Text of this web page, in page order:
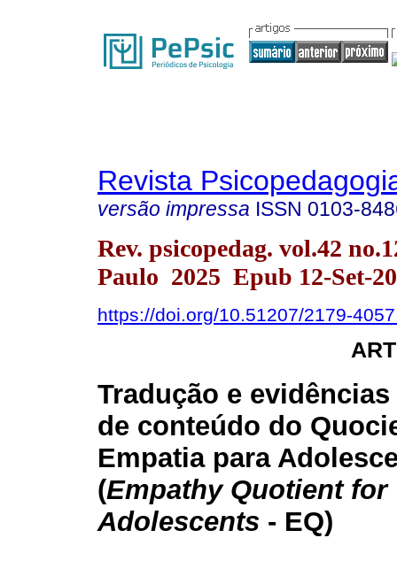
Revista
versão impressa ISSN 0103-
Rev. psicopedag. vol.42
Paulo 2025 Epub 12-Set-
https://doi.org/10.51207/2179-
Tradução e
de conteúdo do
Empatia para
(Empathy Quotient for
Adolescents - EQ)